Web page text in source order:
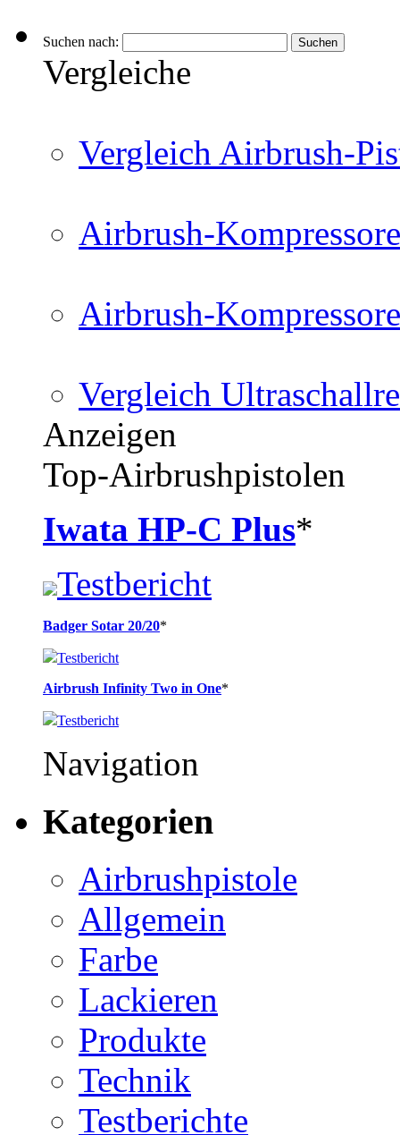
Suchen nach:
Vergleiche
Vergleich Airbrush-
Airbrush-
Airbrush-
Vergleich
Anzeigen
Top-Airbrushpistolen
Iwata HP-C Plus*
Testbericht
Badger Sotar 20/20*
Testbericht
Airbrush Infinity Two in One*
Testbericht
Navigation
Kategorien
Airbrushpistole
Allgemein
Farbe
Lackieren
Produkte
Technik
Testberichte